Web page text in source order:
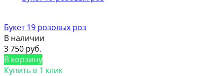
Букет 19 розовых роз
В наличии
3 750 руб.
В корзину
Купить в 1 клик